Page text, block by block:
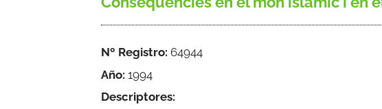
Nº Registro: 64944
Año: 1994
Descriptores: